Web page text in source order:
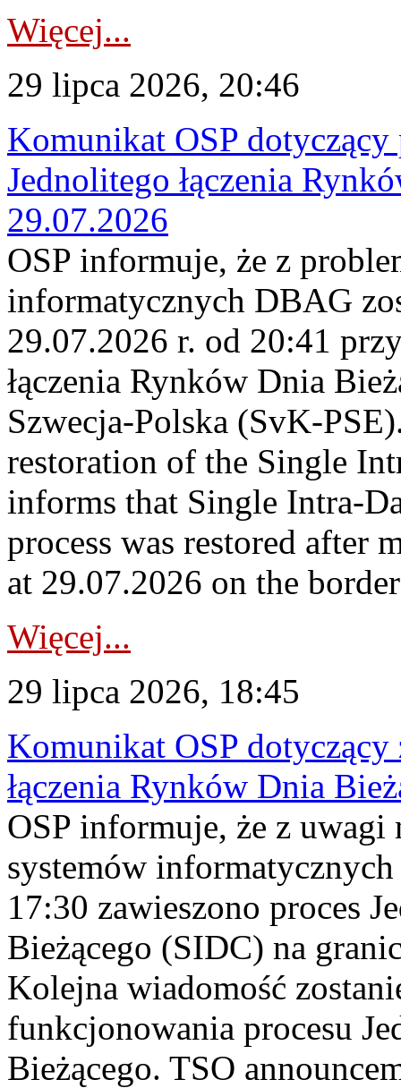
Więcej...
29 lipca 2026, 20:46
Komunikat OSP
Jednolitego łączenia
29.07.2026
OSP informuje, że z
informatycznych DBAG
29.07.2026 r. od 20:41
łączenia Rynków Dnia
Szwecja-Polska (SvK-
restoration of the Single
informs that Single Intra-
process was restored after
at 29.07.2026 on the
Więcej...
29 lipca 2026, 18:45
Komunikat OSP dotyczący
łączenia Rynków Dnia
OSP informuje, że z uwagi
systemów
17:30 zawieszono proces
Bieżącego (SIDC) na
Kolejna wiadomość
funkcjonowania procesu
Bieżącego. TSO